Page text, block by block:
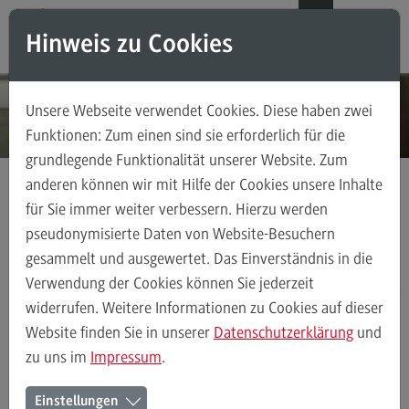
Direkt zum Inhalt
Direkt zum Hauptmenu
Direkt zum Footer
Modul-O-Mat
Masterstudiengänge
Accounting, Controlling, Taxation
Accounting, Controlling, Taxation
Modulangebot
Berufsperspektiven
Kontakt
Advanced Practice in Healthcare
Advanced Practice in Healthcare
Rahmenbedingungen
Kontakt Ansprechpersonen Fachbereich Wirtschaft
Ansprechpersonen Alle Kontakte (alphabetisch)
Ansprechpersonen des
Hinweis zu Cookies
Unsere Webseite verwendet Cookies. Diese haben zwei
Funktionen: Zum einen sind sie erforderlich für die
grundlegende Funktionalität unserer Website. Zum
anderen können wir mit Hilfe der Cookies unsere Inhalte
für Sie immer weiter verbessern. Hierzu werden
pseudonymisierte Daten von Website-Besuchern
gesammelt und ausgewertet. Das Einverständnis in die
Verwendung der Cookies können Sie jederzeit
widerrufen. Weitere Informationen zu Cookies auf dieser
Website finden Sie in unserer Datenschutzerklärung und
zu uns im Impressum.
Einstellungen